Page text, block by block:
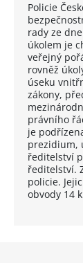
Policie
rady ze
úkolem je
veřejný
rovněž
úseku
zákony,
právního
je
prezidium,
ředitelství
ředitelství.
policie.
obvody 14